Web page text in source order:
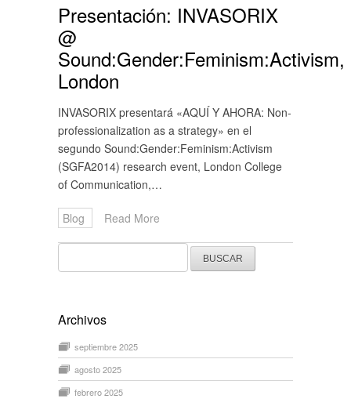
Presentación: INVASORIX
@
Sound:Gender:Feminism:Activism,
London
INVASORIX presentará «AQUÍ Y AHORA: Non-
professionalization as a strategy» en el
segundo Sound:Gender:Feminism:Activism
(SGFA2014) research event, London College
of Communication,…
Blog Read More
Buscar:
Archivos
septiembre 2025
agosto 2025
febrero 2025